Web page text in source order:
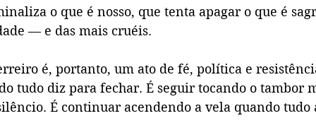
o que é nosso, que tenta apagar o que é
— e das mais cruéis.
é, portanto, um ato de fé, política e
tudo diz para fechar. É seguir tocando o tambor
É continuar acendendo a vela quando tudo